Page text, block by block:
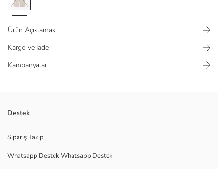
Ürün Açıklaması
Kargo ve İade
Kampanyalar
Bol kalıplı kadın pantolon, keten karışımlı kumaştan üretilmiştir. Önü
Destek
Sipariş Takip
Whatsapp Destek Whatsapp Destek